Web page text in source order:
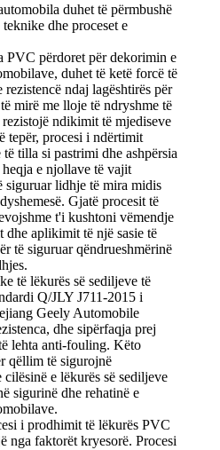
duhet të përmbushë
dhe proceset e
PVC përdoret për dekorimin e
duhet të ketë forcë të
ndaj lagështirës për
mirë me lloje të ndryshme të
rezistojë ndikimit të mjediseve
tepër, procesi i ndërtimit
tilla si pastrimi dhe ashpërsia
heqja e njollave të vajit
siguruar lidhje të mira midis
Gjatë procesit të
t'i kushtoni vëmendje
dhe aplikimit të një sasie të
të siguruar qëndrueshmërinë
të lëkurës së sediljeve të
Q/JLY J711-2015 i
Geely Automobile
dhe sipërfaqja prej
lehta anti-fouling. Këto
qëllim të sigurojnë
e lëkurës së sediljeve
sigurinë dhe rehatinë e
i prodhimit të lëkurës PVC
nga faktorët kryesorë. Procesi